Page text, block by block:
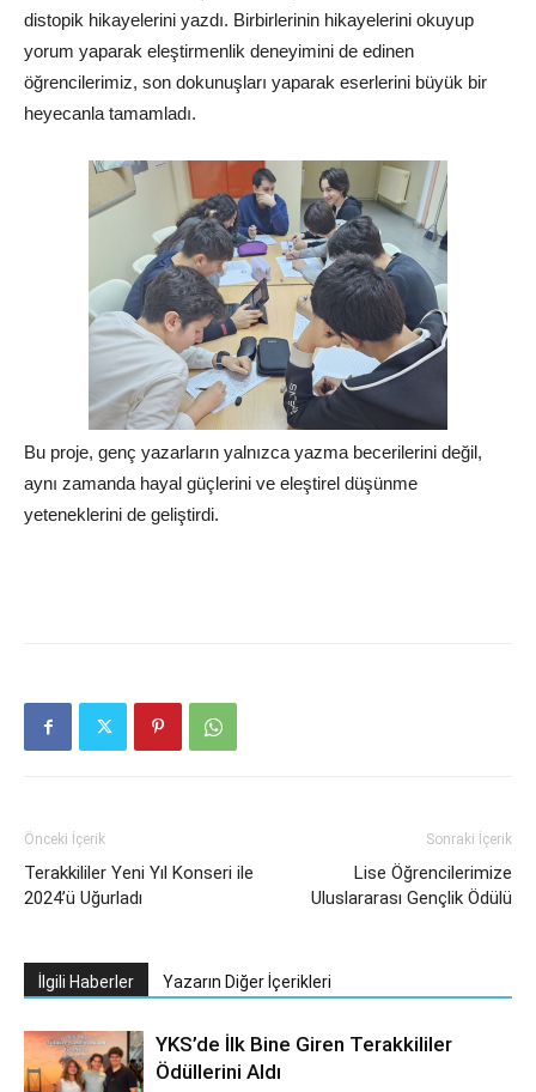
distopik hikayelerini yazdı. Birbirlerinin hikayelerini okuyup
yorum yaparak eleştirmenlik deneyimini de edinen
öğrencilerimiz, son dokunuşları yaparak eserlerini büyük bir
heyecanla tamamladı.
Bu proje, genç yazarların yalnızca yazma becerilerini değil,
aynı zamanda hayal güçlerini ve eleştirel düşünme
yeteneklerini de geliştirdi.
Önceki İçerik
Terakkililer Yeni Yıl Konseri ile
2024’ü Uğurladı
Sonraki İçerik
Lise Öğrencilerimize
Uluslararası Gençlik Ödülü
İlgili Haberler Yazarın Diğer İçerikleri
YKS’de İlk Bine Giren Terakkililer
Ödüllerini Aldı